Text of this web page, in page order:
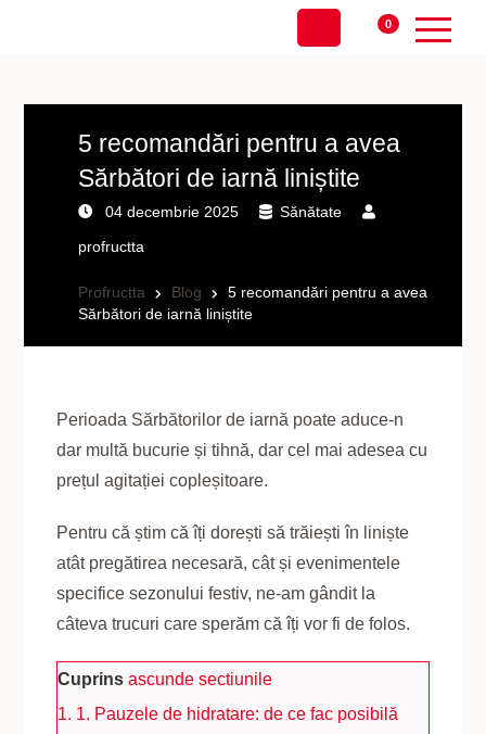
0
5 recomandări pentru a avea
Sărbători de iarnă liniștite
04 decembrie 2025 Sănătate
profructta
Profructta Blog
5 recomandări pentru a avea
Sărbători de iarnă liniștite
Perioada Sărbătorilor de iarnă poate aduce-n
dar multă bucurie și tihnă, dar cel mai adesea cu
prețul agitației copleșitoare.
Pentru că știm că îți dorești să trăiești în liniște
atât pregătirea necesară, cât și evenimentele
specifice sezonului festiv, ne-am gândit la
câteva trucuri care sperăm că îți vor fi de folos.
Cuprins ascunde sectiunile
1. 1. Pauzele de hidratare: de ce fac posibilă